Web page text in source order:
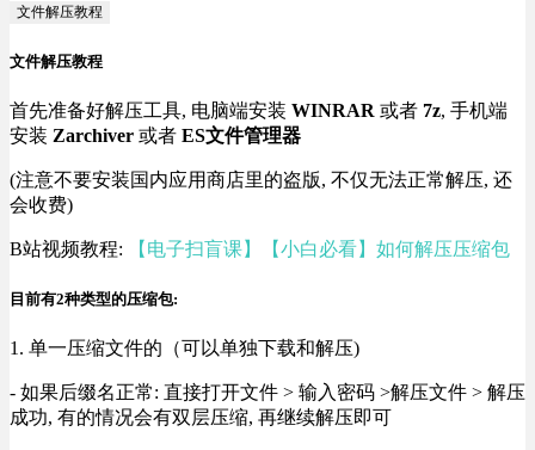
文件解压教程
文件解压教程
首先准备好解压工具, 电脑端安装 WINRAR 或者 7z, 手机端
安装 Zarchiver 或者 ES文件管理器
(注意不要安装国内应用商店里的盗版, 不仅无法正常解压, 还
会收费)
B站视频教程: 【电子扫盲课】【小白必看】如何解压压缩包
目前有2种类型的压缩包:
1. 单一压缩文件的（可以单独下载和解压)
- 如果后缀名正常: 直接打开文件 > 输入密码 >解压文件 > 解压
成功, 有的情况会有双层压缩, 再继续解压即可